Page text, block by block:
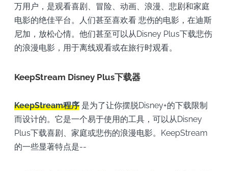
万用户，是观看喜剧、冒险、动画、浪漫、悲剧和家庭
电影的绝佳平台。人们甚至喜欢看 悲伤的电影，在迪斯
尼加，放松心情。他们甚至可以从Disney Plus下载悲伤
的浪漫电影，用于离线观看或在旅行时观看。
KeepStream Disney Plus下载器
KeepStream程序是为了让你摆脱Disney+的下载限制
而设计的。它是一个易于使用的工具，可以从Disney
Plus下载喜剧、家庭或悲伤的浪漫电影。KeepStream
的一些显著特点是--